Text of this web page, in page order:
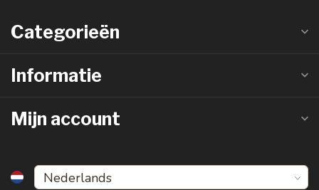
Categorieën
Informatie
Mijn account